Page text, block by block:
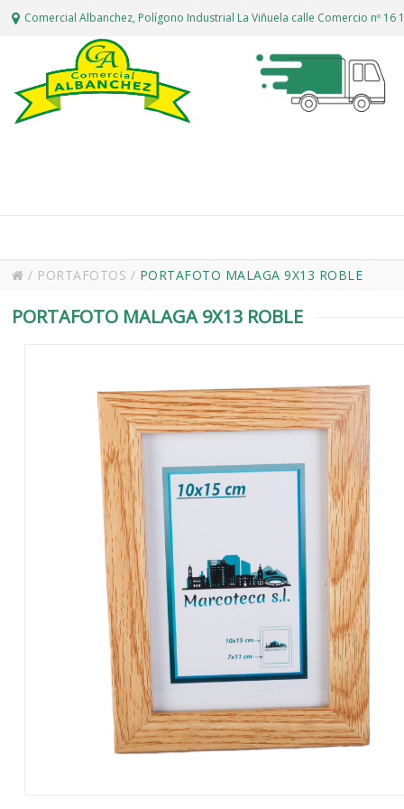
Comercial Albanchez, Polígono Industrial La Viñuela calle Comercio nº 16
/ PORTAFOTOS / PORTAFOTO MALAGA 9X13 ROBLE
PORTAFOTO MALAGA 9X13 ROBLE